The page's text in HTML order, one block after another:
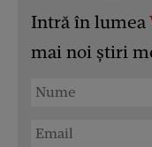
Intră în lumea
mai noi știri